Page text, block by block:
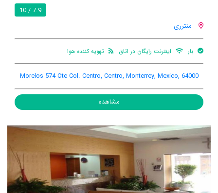
7.9 / 10
منترری
بار اینترنت رایگان در اتاق تهویه کننده هوا
Morelos 574 Ote Col. Centro, Centro, Monterrey, Mexico, 64000
مشاهده